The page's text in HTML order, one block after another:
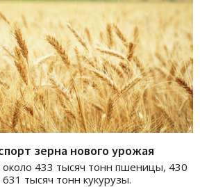
зерна нового урожая
около 433 тысяч тонн пшеницы, 430
тысяч тонн кукурузы.